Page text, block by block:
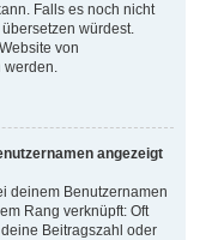
Falls es noch nicht
würdest.
von
werden.
angezeigt
deinem Benutzernamen
Rang verknüpft: Oft
Beitragszahl oder